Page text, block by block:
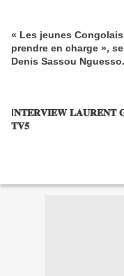
« Les jeunes
prendre en charge »,
Denis Sassou Nguesso.
I𝐍𝐓𝐄𝐑𝐕𝐈𝐄𝐖 𝐋𝐀𝐔𝐑𝐄𝐍𝐓
𝐓𝐕𝟓